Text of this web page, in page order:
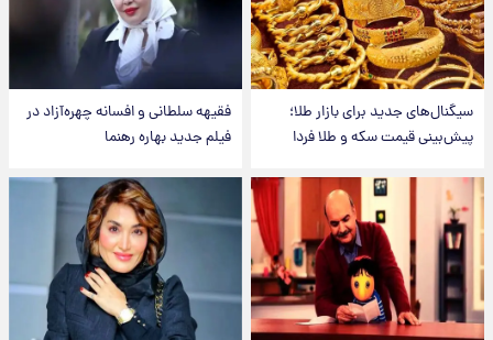
سیگنال‌های جدید برای بازار طلا؛
پیش‌بینی قیمت سکه و طلا فردا
فقیهه سلطانی و افسانه چهره‌آزاد در
فیلم جدید بهاره رهنما